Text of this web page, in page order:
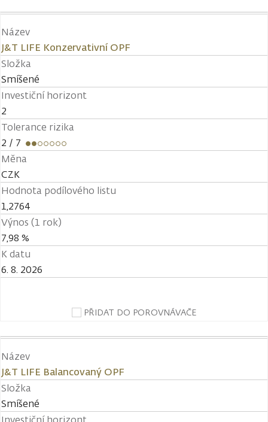
Název
J&T LIFE Konzervativní OPF
Složka
Smíšené
Investiční horizont
2
Tolerance rizika
2 / 7
Měna
CZK
Hodnota podílového listu
1,2764
Výnos (1 rok)
7,98 %
K datu
6. 8. 2026
PŘIDAT DO POROVNÁVAČE
Název
J&T LIFE Balancovaný OPF
Složka
Smíšené